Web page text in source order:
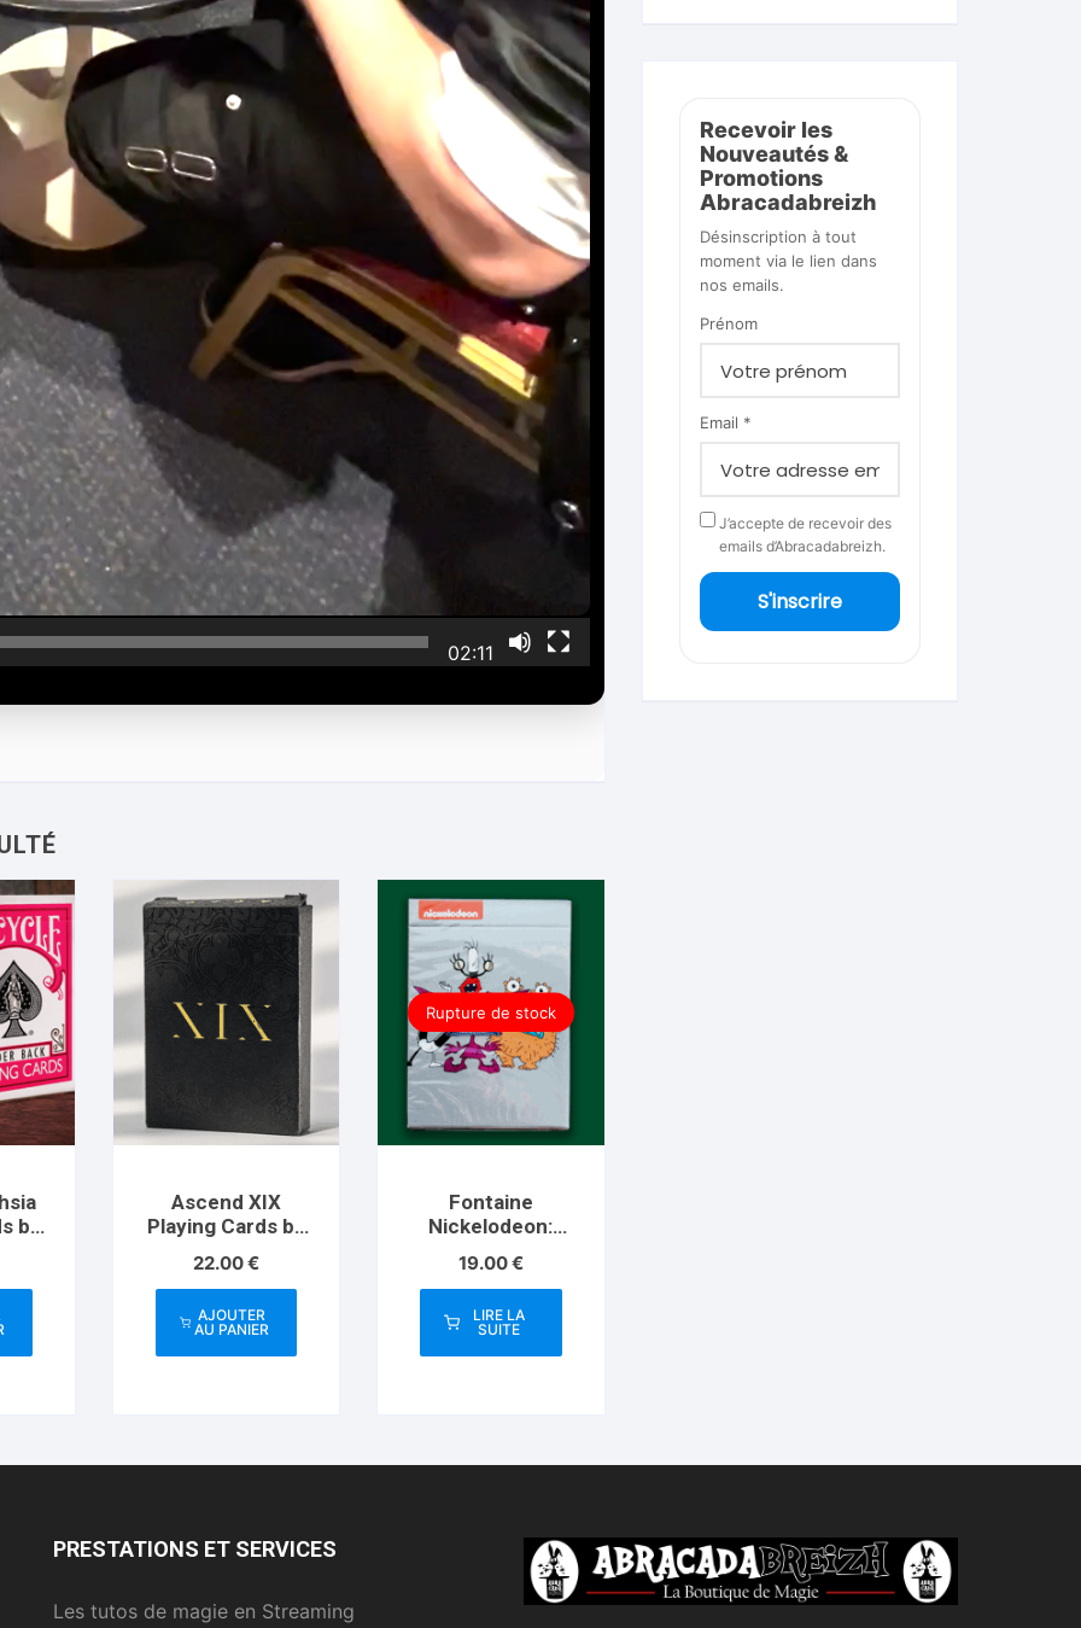
02:11
by
Ascend XIX
Playing Cards by
22.00€
AJOUTER
AU PANIER
Rupture de stock
Fontaine
Nickelodeon:
Cards
19.00€
LIRE LA
SUITE
Recevoir les
Nouveautés &
Promotions
Abracadabreizh
Désinscription à tout
moment via le lien dans
nos emails.
Prénom
Email *
J’accepte de recevoir des
emails d’Abracadabreizh.
S'inscrire
PRESTATIONS ET SERVICES
Les tutos de magie en Streaming